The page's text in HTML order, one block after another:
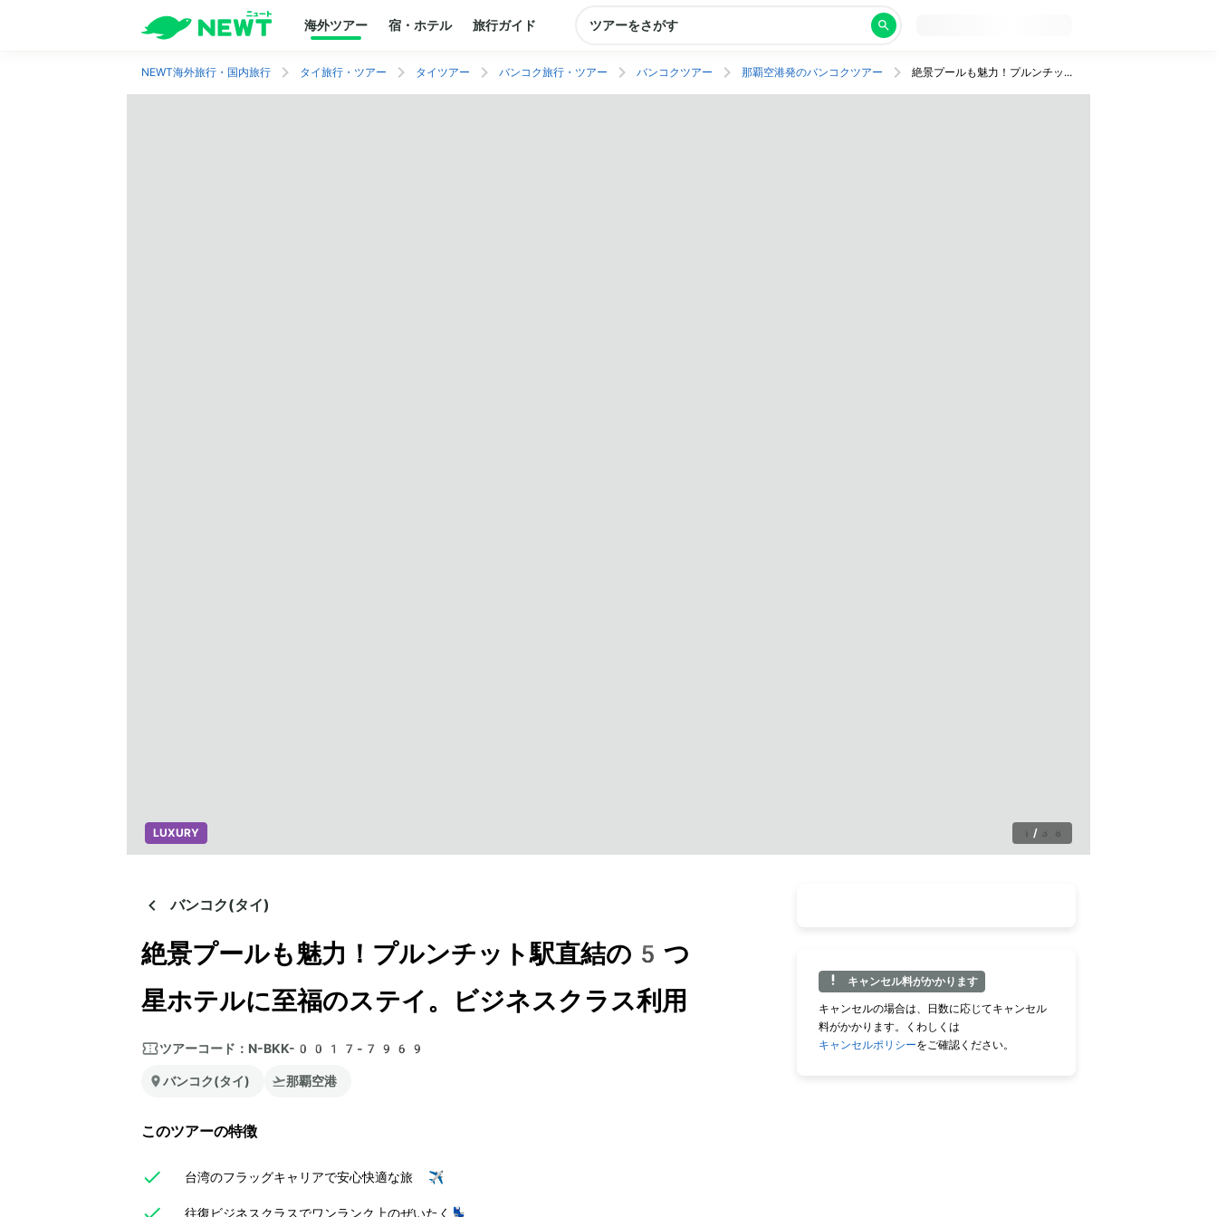
海外ツアー 宿・ホテル 旅行ガイド ツアーをさがす
NEWT海外旅行・国内旅行 タイ旅行・ツアー タイツアー バンコク旅行・ツアー バンコクツアー 那覇空港発のバンコクツアー 絶景プールも魅力！プルンチット駅直結の5つ星ホテルに至福のステイ。ビジネスクラス利用
1 / 38
LUXURY
バンコク(タイ)
絶景プールも魅力！プルンチット駅直結の5つ
星ホテルに至福のステイ。ビジネスクラス利用
ツアーコード： N-BKK-0017-7969
バンコク(タイ) 那覇空港
このツアーの特徴
台湾のフラッグキャリアで安心快適な旅 ✈️
往復ビジネスクラスでワンランク上のぜいたく💺
キャンセル料がかかります
キャンセルの場合は、日数に応じてキャンセル
料がかかります。くわしくは
キャンセルポリシーをご確認ください。